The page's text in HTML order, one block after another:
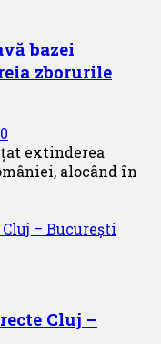
bazei
zborurile
0
extinderea
alocând în
– București
Cluj –